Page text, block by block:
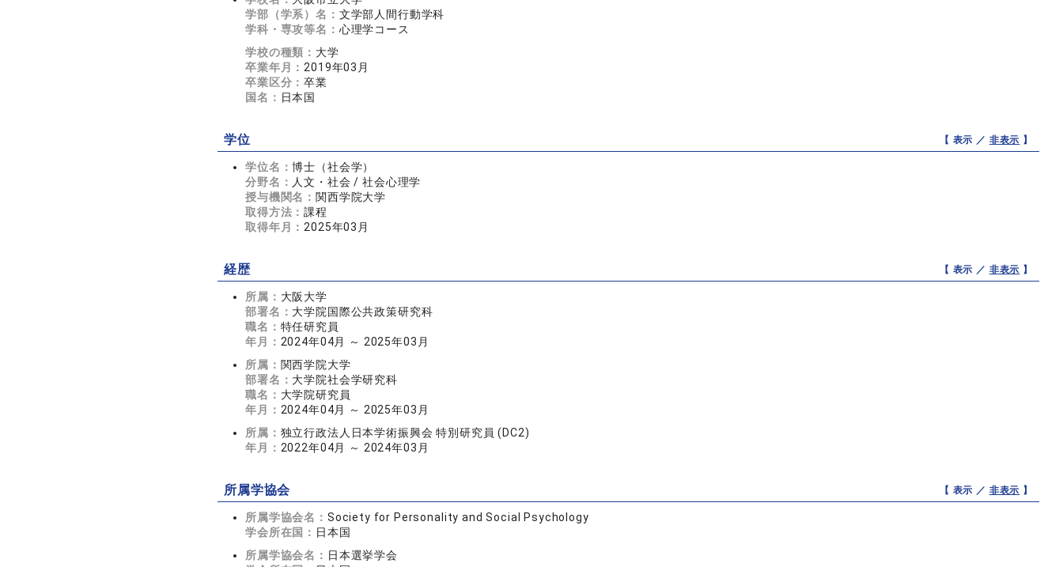
学部（学系）名： 文学部人間行動学科
学科・専攻等名： 心理学コース
学校の種類： 大学
卒業年月： 2019年03月
卒業区分：卒業
国名： 日本国
学位 【 表示 ／ 非表示 】
学位名：博士（社会学）
分野名： 人文・社会 / 社会心理学
授与機関名： 関西学院大学
取得方法：課程
取得年月： 2025年03月
経歴 【 表示 ／ 非表示 】
所属： 大阪大学
部署名： 大学院国際公共政策研究科
職名： 特任研究員
年月： 2024年04月 ～ 2025年03月
所属： 関西学院大学
部署名： 大学院社会学研究科
職名： 大学院研究員
年月： 2024年04月 ～ 2025年03月
所属： 独立行政法人日本学術振興会 特別研究員 (DC2)
年月： 2022年04月 ～ 2024年03月
所属学協会 【 表示 ／ 非表示 】
所属学協会名： Society for Personality and Social Psychology
学会所在国： 日本国
所属学協会名： 日本選挙学会